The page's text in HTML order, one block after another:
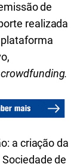
de
realizada
a criação da
de